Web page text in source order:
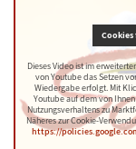
Cookies
Dieses Video ist im
von Youtube das Setzen
Wiedergabe erfolgt. Mit
Youtube auf dem von
Nutzungsverhaltens zu
Näheres zur Cookie-
https://